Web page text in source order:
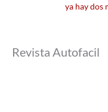
ya hay dos
Revista Autofacil